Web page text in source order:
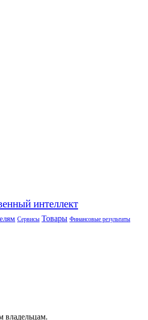
интеллект
Сервисы Товары Финансовые результаты
владельцам.